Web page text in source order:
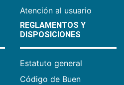
Atención al usuario
REGLAMENTOS Y
DISPOSICIONES
Estatuto general
Código de Buen